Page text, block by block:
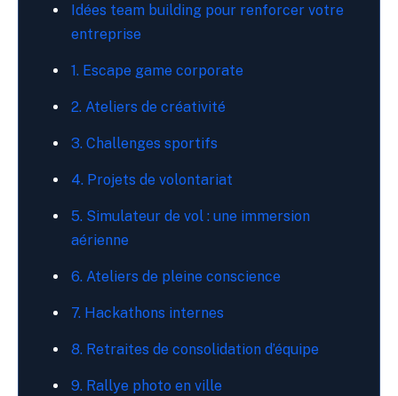
Idées team building pour renforcer votre
entreprise
1. Escape game corporate
2. Ateliers de créativité
3. Challenges sportifs
4. Projets de volontariat
5. Simulateur de vol : une immersion
aérienne
6. Ateliers de pleine conscience
7. Hackathons internes
8. Retraites de consolidation d’équipe
9. Rallye photo en ville